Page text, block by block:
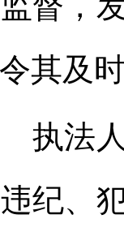
其及
法人
纪、